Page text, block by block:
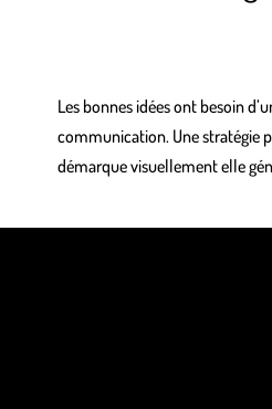
Les bonnes idées ont besoin
communication. Une stratégie
démarque visuellement elle